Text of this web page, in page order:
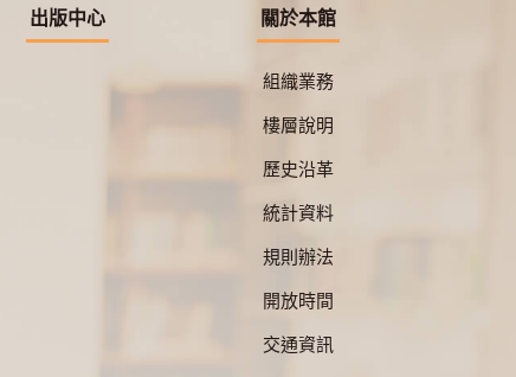
出版中心 關於本館
組織業務
樓層說明
歷史沿革
統計資料
規則辦法
開放時間
交通資訊